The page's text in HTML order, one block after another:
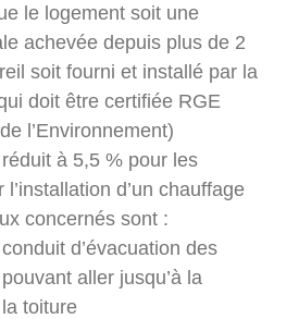
le logement soit une
achevée depuis plus de 2
soit fourni et installé par la
doit être certifiée RGE
l’Environnement)
à 5,5 % pour les
d’un chauffage
concernés sont :
d’évacuation des
aller jusqu’à la
toiture